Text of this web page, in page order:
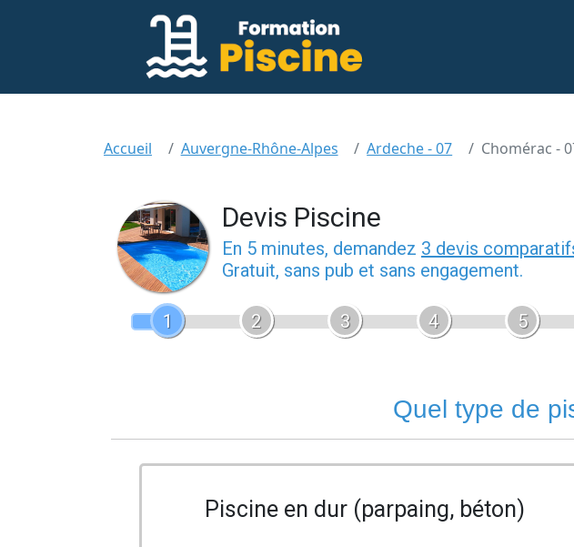
Accueil Auvergne-Rhône-Alpes Ardeche - 07 Chomérac -
Devis Piscine
En 5 minutes, demandez 3 devis
Gratuit, sans pub et sans engagement.
1 2 3 4 5
Quel type de
Piscine en dur (parpaing, béton)